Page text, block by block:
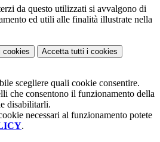
da questo utilizzati si avvalgono di
ed utili alle finalità illustrate nella
cookies Accetta tutti i cookies
scegliere quali cookie consentire.
che consentono il funzionamento della
disabilitarli.
necessari al funzionamento potete
.